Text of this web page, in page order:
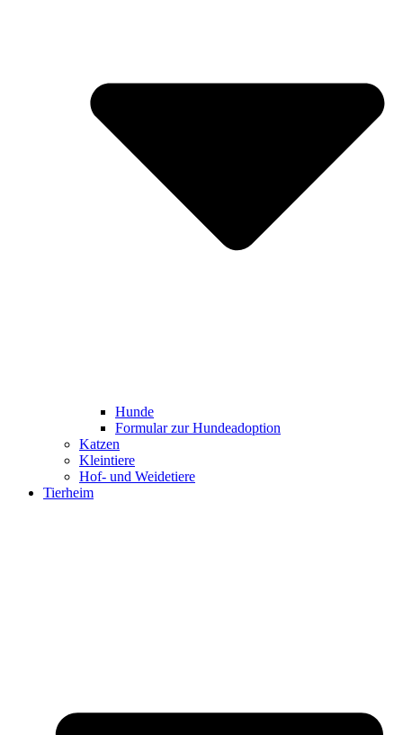
Hunde
Formular zur Hundeadoption
Katzen
Kleintiere
Hof- und Weidetiere
Tierheim